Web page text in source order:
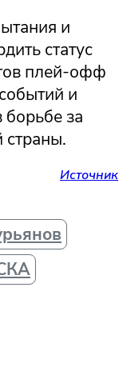
и
статус
плей-офф
и
за
Источник